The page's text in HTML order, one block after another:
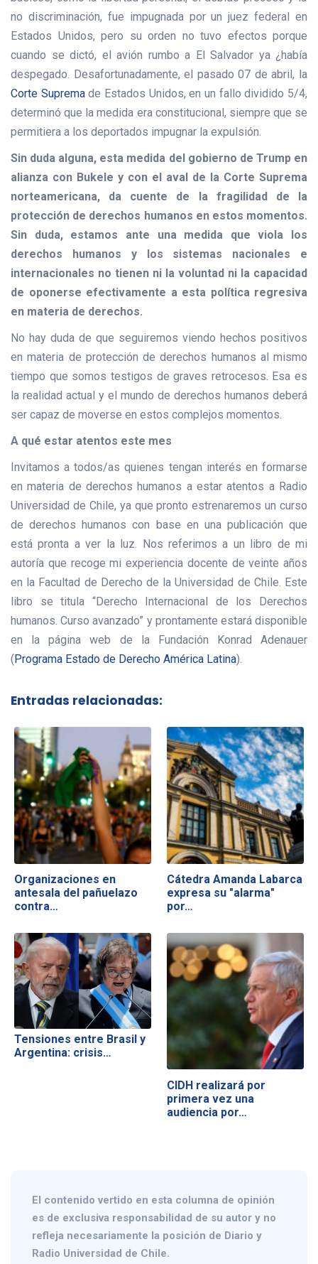
no discriminación, fue impugnada por un juez federal en
Estados Unidos, pero su orden no tuvo efectos porque
cuando se dictó, el avión rumbo a El Salvador ya ¿había
despegado. Desafortunadamente, el pasado 07 de abril, la
Corte Supremade Estados Unidos, en un fallo dividido 5/4,
determinó que la medida era constitucional, siempre que se
permitiera a los deportados impugnar la expulsión.
Sin duda alguna, esta medida del gobierno de Trump en
alianza con Bukele y con el aval de la Corte Suprema
norteamericana, da cuente de la fragilidad de la
protección de derechos humanos en estos momentos.
Sin duda, estamos ante una medida que viola los
derechos humanos y los sistemas nacionales e
internacionales no tienen ni la voluntad ni la capacidad
de oponerse efectivamente a esta política regresiva
en materia de derechos.
No hay duda de que seguiremos viendo hechos positivos
en materia de protección de derechos humanos al mismo
tiempo que somos testigos de graves retrocesos. Esa es
la realidad actual y el mundo de derechos humanos deberá
ser capaz de moverse en estos complejos momentos.
A qué estar atentos este mes
Invitamos a todos/as quienes tengan interés en formarse
en materia de derechos humanos a estar atentos a Radio
Universidad de Chile, ya que pronto estrenaremos un curso
de derechos humanos con base en una publicación que
está pronta a ver la luz. Nos referimos a un libro de mi
autoría que recoge mi experiencia docente de veinte años
en la Facultad de Derecho de la Universidad de Chile. Este
libro se titula “Derecho Internacional de los Derechos
humanos. Curso avanzado” y prontamente estará disponible
en la página web de la Fundación Konrad Adenauer
( Programa Estado de Derecho América Latina).
Entradas relacionadas:
Organizaciones en
antesala del pañuelazo
contra…
Cátedra Amanda Labarca
expresa su "alarma"
por…
Tensiones entre Brasil y
Argentina: crisis…
CIDH realizará por
primera vez una
audiencia por…
El contenido vertido en esta columna de opinión
es de exclusiva responsabilidad de su autor y no
refleja necesariamente la posición de Diario y
Radio Universidad de Chile.